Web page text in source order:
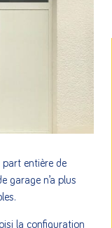
entière de
garage n’a plus
la configuration